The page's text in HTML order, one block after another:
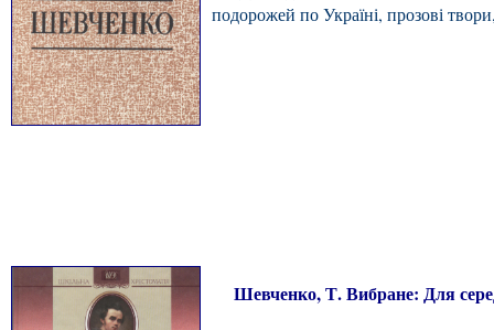
подорожей по Україні, прозові
Шевченко, Т. Вибране: Для